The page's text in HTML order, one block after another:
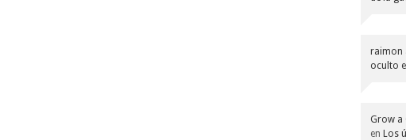
raimon
oculto
Grow a
en Los